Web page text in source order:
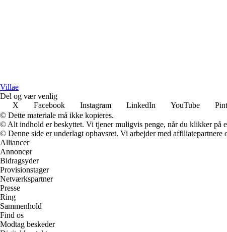
Villae
Del og vær venlig
X
Facebook Instagram LinkedIn YouTube
© Dette materiale må ikke kopieres.
© Alt indhold er beskyttet. Vi tjener muligvis penge, når du klikker på
© Denne side er underlagt ophavsret. Vi arbejder med
Alliancer
Annoncør
Bidragsyder
Provisionstager
Netværkspartner
Presse
Ring
Sammenhold
Find os
Modtag beskeder